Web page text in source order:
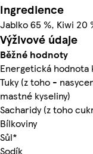
Ingredience
Jablko 65 %, Kiwi 20
Výživové údaje
Běžné hodnoty
Energetická
Tuky (z toho -
mastné kyseliny)
Sacharidy (z toho
Bílkoviny
Sůl*
Sodík